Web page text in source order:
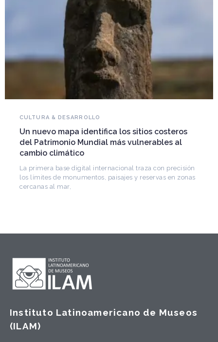
Falleció Ramón Gutiérrez, guardián del
patrimonio iberoamericano
Arquitecto, historiador e Investigador Superior del
CONICET, fundó el CEDODAL e impulsó los
de Arquitectura Latinoamericana. Publicó más de
Instituto Latinoamericano de Museos
(ILAM)